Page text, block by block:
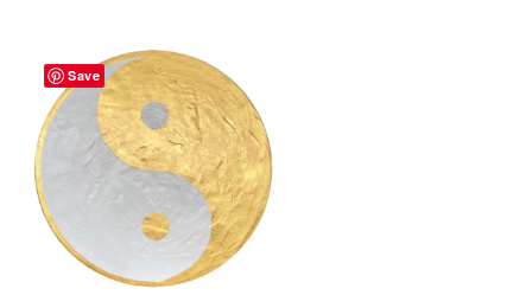
Save